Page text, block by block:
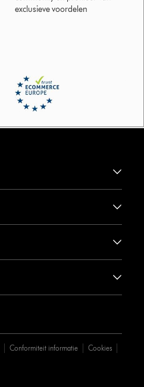
exclusieve voordelen
Conformiteit informatie
Cookies